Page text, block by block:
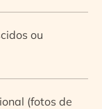
ou
(fotos de